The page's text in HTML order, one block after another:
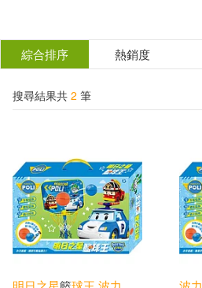
結
選
分類 (單選)
所有商品(2) 圖書(2)
展開
作者 (可複選)
根華編輯部(2)
綜合排序 熱銷度
搜尋結果共 2 筆